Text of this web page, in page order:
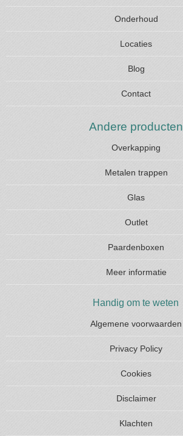
Onderhoud
Locaties
Blog
Contact
Andere producten
Overkapping
Metalen trappen
Glas
Outlet
Paardenboxen
Meer informatie
Handig om te weten
Algemene voorwaarden
Privacy Policy
Cookies
Disclaimer
Klachten